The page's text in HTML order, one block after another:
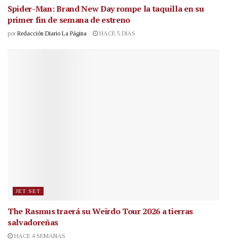
Spider-Man: Brand New Day rompe la taquilla en su
primer fin de semana de estreno
por Redacción Diario La Página HACE 5 DÍAS
JET SET
The Rasmus traerá su Weirdo Tour 2026 a tierras
salvadoreñas
HACE 4 SEMANAS